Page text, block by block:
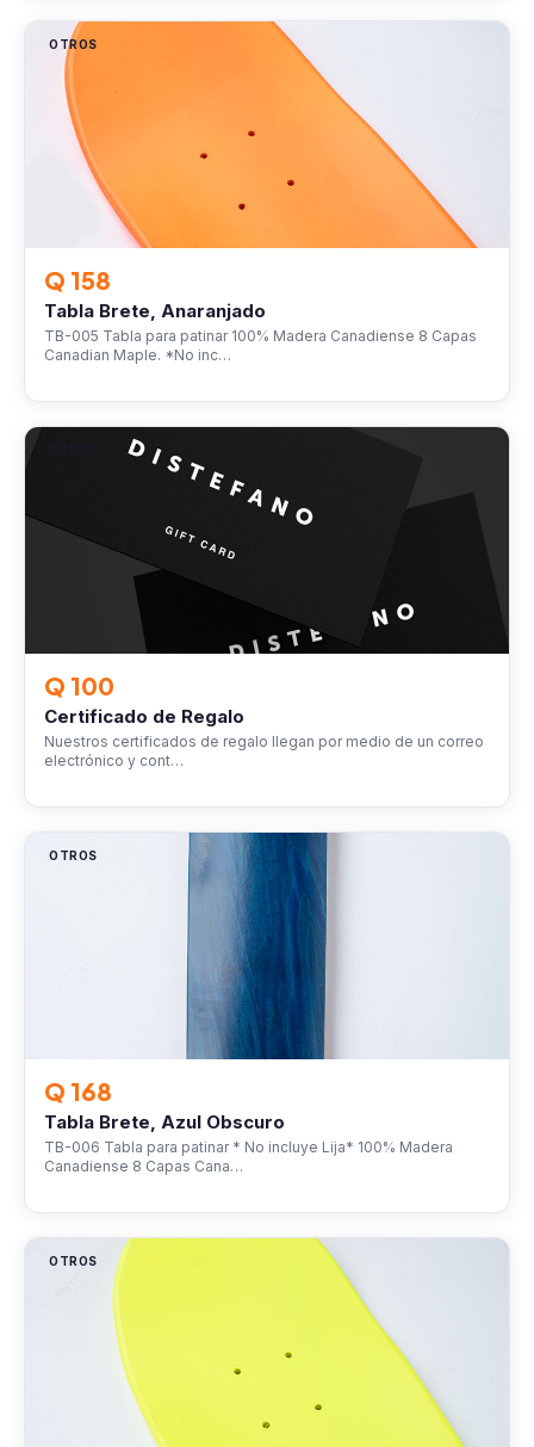
OTROS
Q 158
Tabla Brete, Anaranjado
TB-005 Tabla para patinar 100% Madera Canadiense 8 Capas
Canadian Maple. *No inc…
OTROS
Q 100
Certificado de Regalo
Nuestros certificados de regalo llegan por medio de un correo
electrónico y cont…
OTROS
Q 168
Tabla Brete, Azul Obscuro
TB-006 Tabla para patinar * No incluye Lija* 100% Madera
Canadiense 8 Capas Cana…
OTROS